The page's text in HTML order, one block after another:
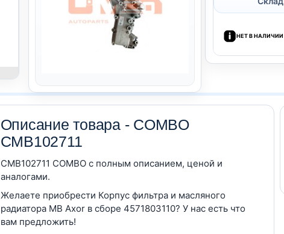
НЕТ В НАЛИЧИИ
Описание товара - COMBO
CMB102711
CMB102711 COMBO c полным описанием, ценой и
аналогами.
Желаете приобрести Корпус фильтра и масляного
радиатора MB Axor в сборе 4571803110? У нас есть что
вам предложить!